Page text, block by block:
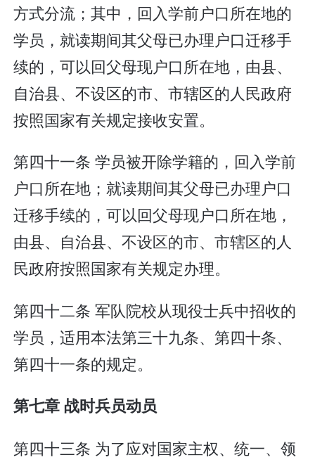
方式分流；其中，回入学前户口所在地的
学员，就读期间其父母已办理户口迁移手
续的，可以回父母现户口所在地，由县、
自治县、不设区的市、市辖区的人民政府
按照国家有关规定接收安置。
第四十一条 学员被开除学籍的，回入学前
户口所在地；就读期间其父母已办理户口
迁移手续的，可以回父母现户口所在地，
由县、自治县、不设区的市、市辖区的人
民政府按照国家有关规定办理。
第四十二条 军队院校从现役士兵中招收的
学员，适用本法第三十九条、第四十条、
第四十一条的规定。
第七章 战时兵员动员
第四十三条 为了应对国家主权、统一、领